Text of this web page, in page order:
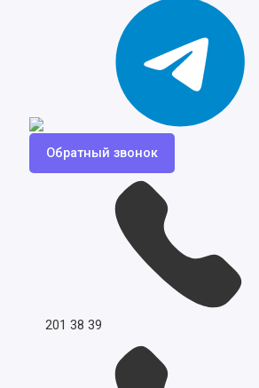
Обратный звонок
201 38 39